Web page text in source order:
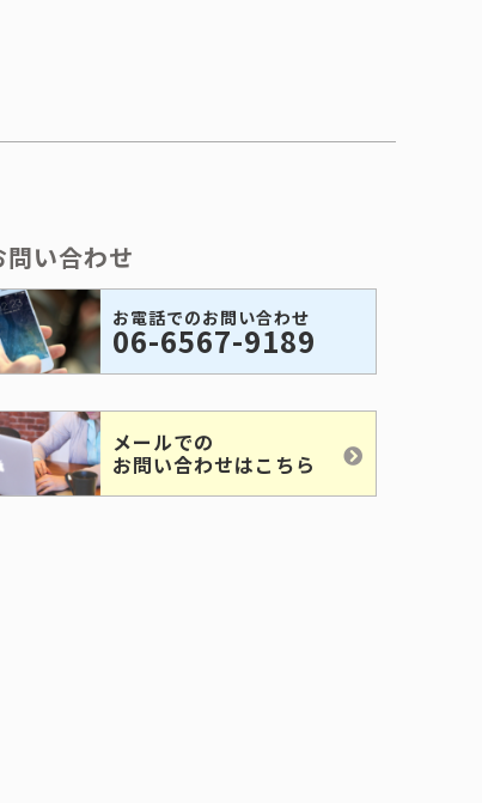
問い合わせ
お電話でのお問い合わせ
06-6567-9189
メールでの
お問い合わせはこちら